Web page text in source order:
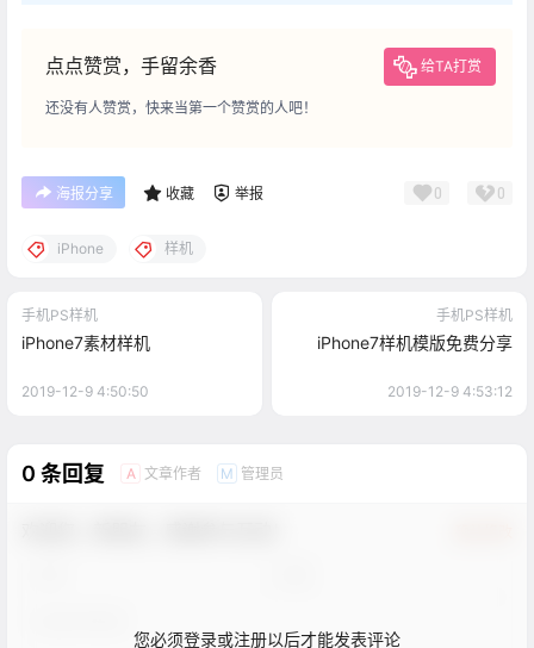
点点赞赏，手留余香 给TA打赏
还没有人赞赏，快来当第一个赞赏的人吧！
海报分享 收藏 举报 0 0
iPhone 样机
手机PS样机
iPhone7素材样机
2019-12-9 4:50:50
手机PS样机
iPhone7样机模版免费分享
2019-12-9 4:53:12
0 条回复 A 文章作者 M 管理员
您必须登录或注册以后才能发表评论